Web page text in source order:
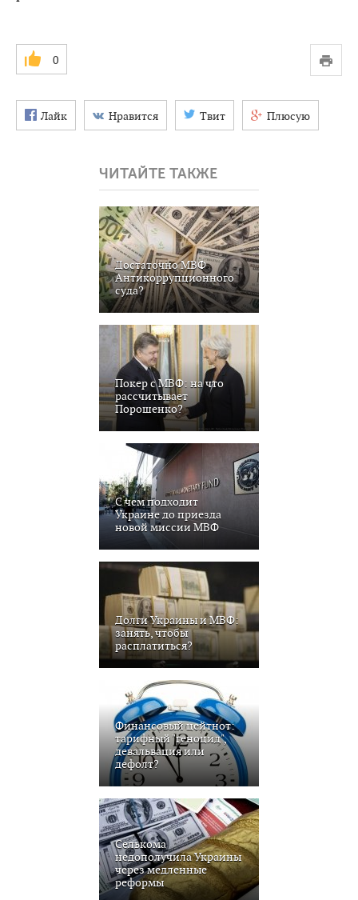
0
Лайк Нравится Твит Плюсую
ЧИТАЙТЕ ТАКЖЕ
Достаточно МВФ
Антикоррупционного
суда?
Покер с МВФ: на что
рассчитывает
Порошенко?
С чем подходит
Украине до приезда
новой миссии МВФ
Долги Украины и МВФ:
занять, чтобы
расплатиться?
Финансовый цейтнот:
тарифный "геноцид",
девальвация или
дефолт?
Селькома
недополучила Украины
через медленные
реформы